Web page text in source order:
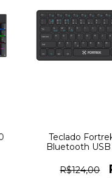
Teclado
Bluetooth
R$124,00